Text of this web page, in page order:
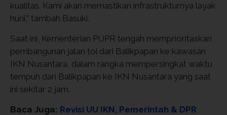
kualitas. Kami akan memastikan infrastrukturnya layak
huni," tambah Basuki.
Saat ini, Kementerian PUPR tengah memprioritaskan
pembangunan jalan tol dari Balikpapan ke kawasan
IKN Nusantara, dalam rangka mempersingkat waktu
tempuh dari Balikpapan ke IKN Nusantara yang saat
ini sekitar 2 jam.
Baca Juga: Revisi UU IKN, Pemerintah & DPR